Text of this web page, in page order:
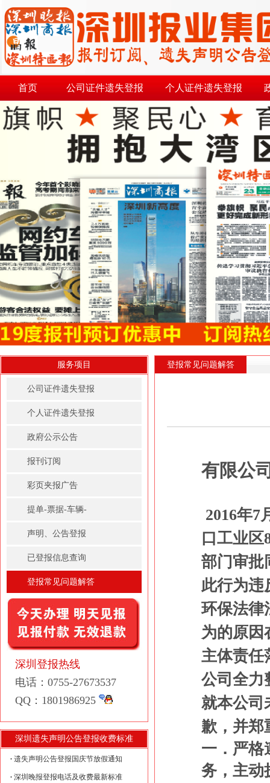
首页 公司证件遗失登报 个人证件遗失登报
服务项目
公司证件遗失登报
个人证件遗失登报
政府公示公告
报刊订阅
彩页夹报广告
提单-票据-车辆-
房屋租赁凭证登报
声明、公告登报
已登报信息查询
登报常见问题解答
深圳登报热线
电话：0755-27673537
QQ：1801986925
深圳遗失声明公告登报收费标准
遗失声明公告登报国庆节放假通知
深圳晚报登报电话及收费最新标准
登报常见问题解答
有限公
2016年7
口工业
部门审批
此行为违
环保法律
为的原因
主体责任
公司全力
就本公司
歉，并郑
一．严格
务，主动